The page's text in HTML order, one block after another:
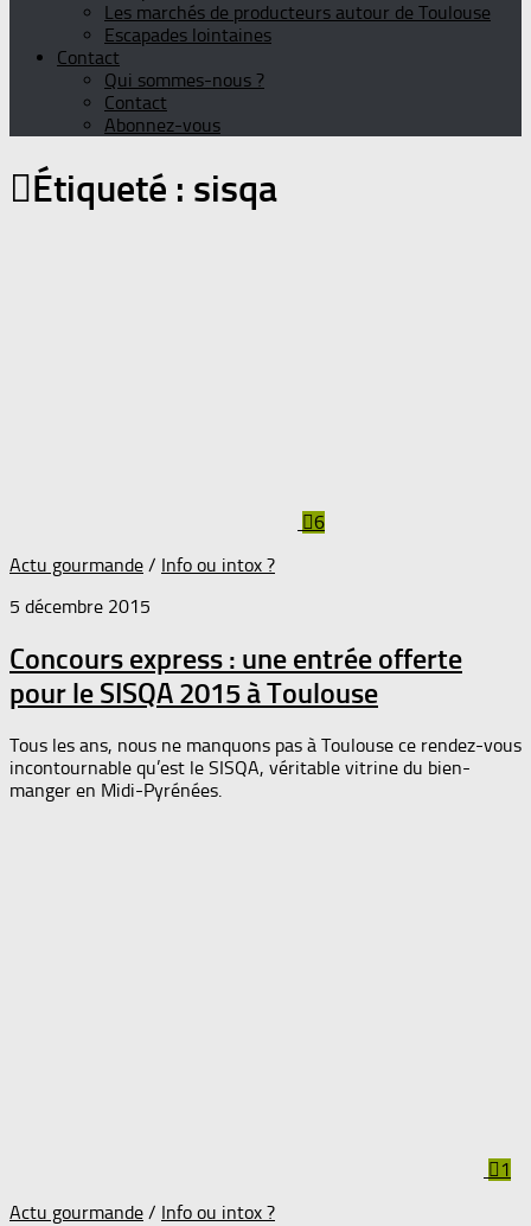
Les marchés de producteurs autour de Toulouse
Escapades lointaines
Contact
Qui sommes-nous ?
Contact
Abonnez-vous
Étiqueté : sisqa
6
Actu gourmande / Info ou intox ?
5 décembre 2015
Concours express : une entrée offerte
pour le SISQA 2015 à Toulouse
Tous les ans, nous ne manquons pas à Toulouse ce rendez-vous
incontournable qu’est le SISQA, véritable vitrine du bien-
manger en Midi-Pyrénées.
1
Actu gourmande / Info ou intox ?